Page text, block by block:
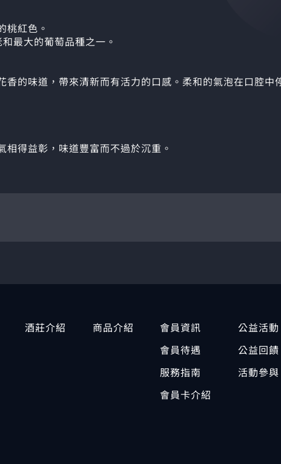
桃紅色。
最大的葡萄品種之一。
的味道，帶來清新而有活力的口感。柔和的氣泡在口腔中
得益彰，味道豐富而不過於沉重。
酒莊介紹 商品介紹
會員資訊
會員待遇
服務指南
會員卡介紹
公益活動
公益回饋
活動參與